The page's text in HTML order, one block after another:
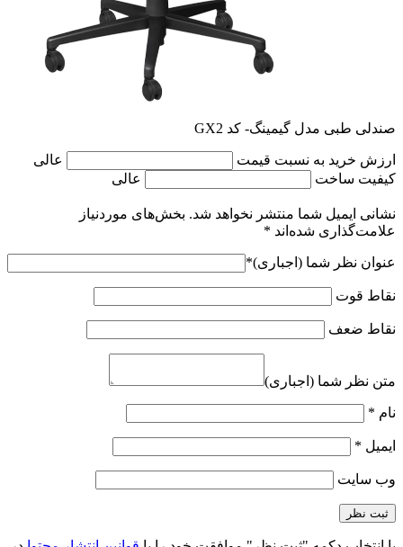
صندلی طبی مدل گیمینگ- کد GX2
ارزش خرید به نسبت قیمت
عالی
کیفیت ساخت
عالی
نشانی ایمیل شما منتشر نخواهد شد. بخش‌های موردنیاز
علامت‌گذاری شده‌اند *
عنوان نظر شما (اجباری)*
نقاط قوت
نقاط ضعف
متن نظر شما (اجباری)
نام *
ایمیل *
وب‌ سایت